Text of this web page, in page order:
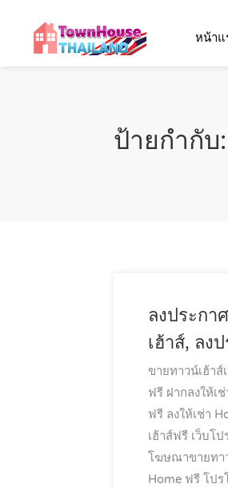
หน้าแ
ป้ายกำกับ:
ลงประกา
เฮ้าส์, ลง
ขายทาวน์เฮ้าส์
ฟรี ฝากลงให้เ
ฟรี ลงให้เช่า
เฮ้าส์ฟรี เว็บโ
โฆษณาขายทา
Home ฟรี โปร